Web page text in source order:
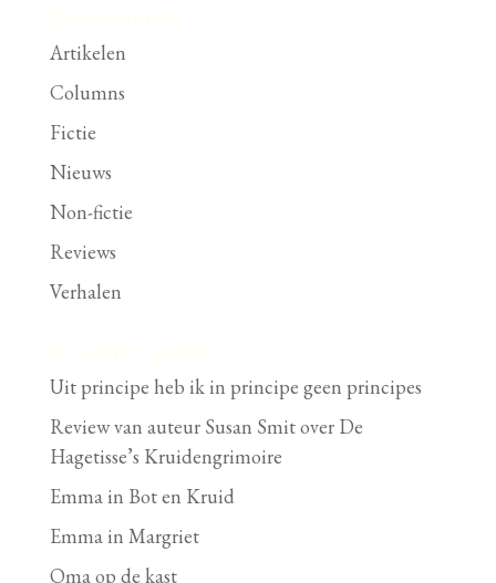
Artikelen
Columns
Fictie
Nieuws
Non-fictie
Reviews
Verhalen
Uit principe heb ik in principe geen principes
Review van auteur Susan Smit over De
Hagetisse’s Kruidengrimoire
Emma in Bot en Kruid
Emma in Margriet
Oma op de kast